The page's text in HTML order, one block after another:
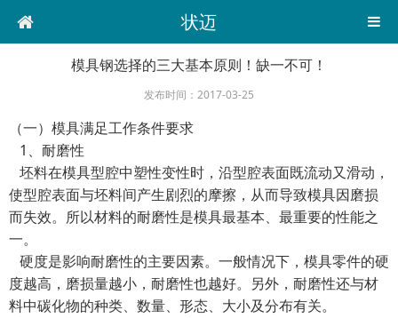
状迈
模具钢选择的三大基本原则！缺一不可！
发布时间：2017-03-25
（一）模具满足工作条件要求
1、耐磨性
坯料在模具型腔中塑性变性时，沿型腔表面既流动又滑动，
使型腔表面与坯料间产生剧烈的摩擦，从而导致模具因磨损
而失效。所以材料的耐磨性是模具最基本、最重要的性能之
一。
硬度是影响耐磨性的主要因素。一般情况下，模具零件的硬
度越高，磨损量越小，耐磨性也越好。另外，耐磨性还与材
料中碳化物的种类、数量、形态、大小及分布有关。